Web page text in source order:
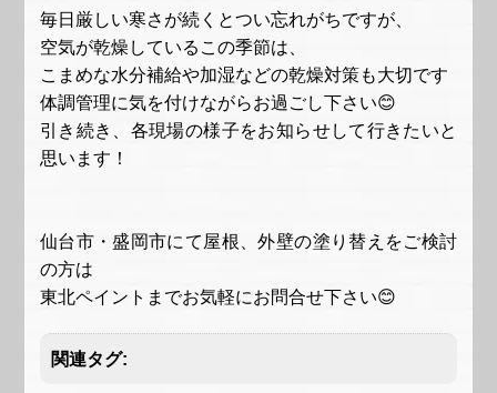
毎日厳しい寒さが続くとつい忘れがちですが、
空気が乾燥しているこの季節は、
こまめな水分補給や加湿などの乾燥対策も大切です
体調管理に気を付けながらお過ごし下さい😊
引き続き、各現場の様子をお知らせして行きたいと
思います！
仙台市・盛岡市にて屋根、外壁の塗り替えをご検討
の方は
東北ペイント までお気軽にお問合せ下さい😊
関連タグ: